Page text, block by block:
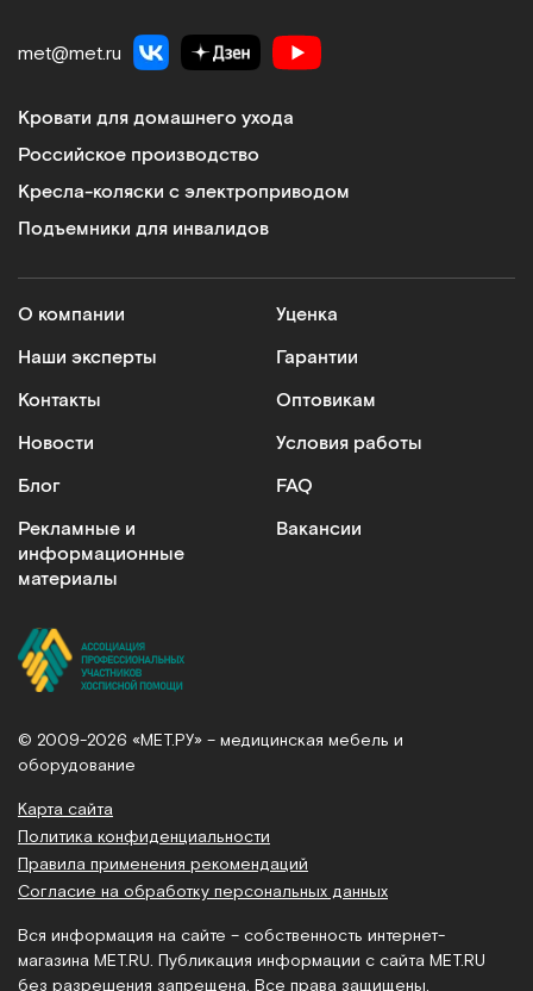
met@met.ru
Кровати для домашнего ухода
Российское производство
Кресла-коляски с электроприводом
Подъемники для инвалидов
О компании
Наши эксперты
Контакты
Новости
Блог
Рекламные и
информационные
материалы
Уценка
Гарантии
Оптовикам
Условия работы
FAQ
Вакансии
© 2009-2026 «МЕТ.РУ» – медицинская мебель и
оборудование
Карта сайта
Политика конфиденциальности
Правила применения рекомендаций
Согласие на обработку персональных данных
Вся информация на сайте – собственность интернет-
магазина MET.RU. Публикация информации с сайта MET.RU
без разрешения запрещена. Все права защищены.